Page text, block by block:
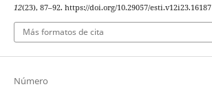
12(23), 87–92. https://doi.org/10.29057/esti.v12i23.16187
Más formatos de cita
Número